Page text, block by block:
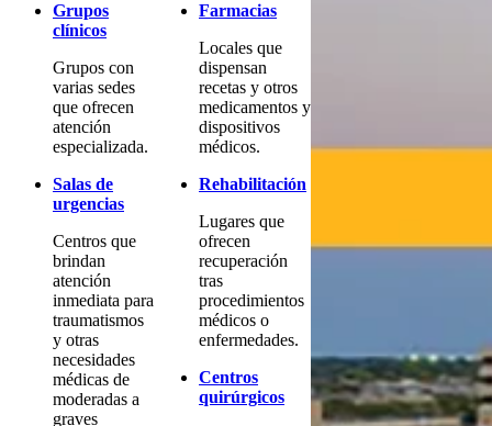
Grupos
clínicos
Grupos con
varias sedes
que ofrecen
atención
especializada.
Salas de
urgencias
Centros que
brindan
atención
inmediata para
traumatismos
y otras
necesidades
médicas de
moderadas a
graves
Farmacias
Locales que
dispensan
recetas y otros
medicamentos y
dispositivos
médicos.
Rehabilitación
Lugares que
ofrecen
recuperación
tras
procedimientos
médicos o
enfermedades.
Centros
quirúrgicos